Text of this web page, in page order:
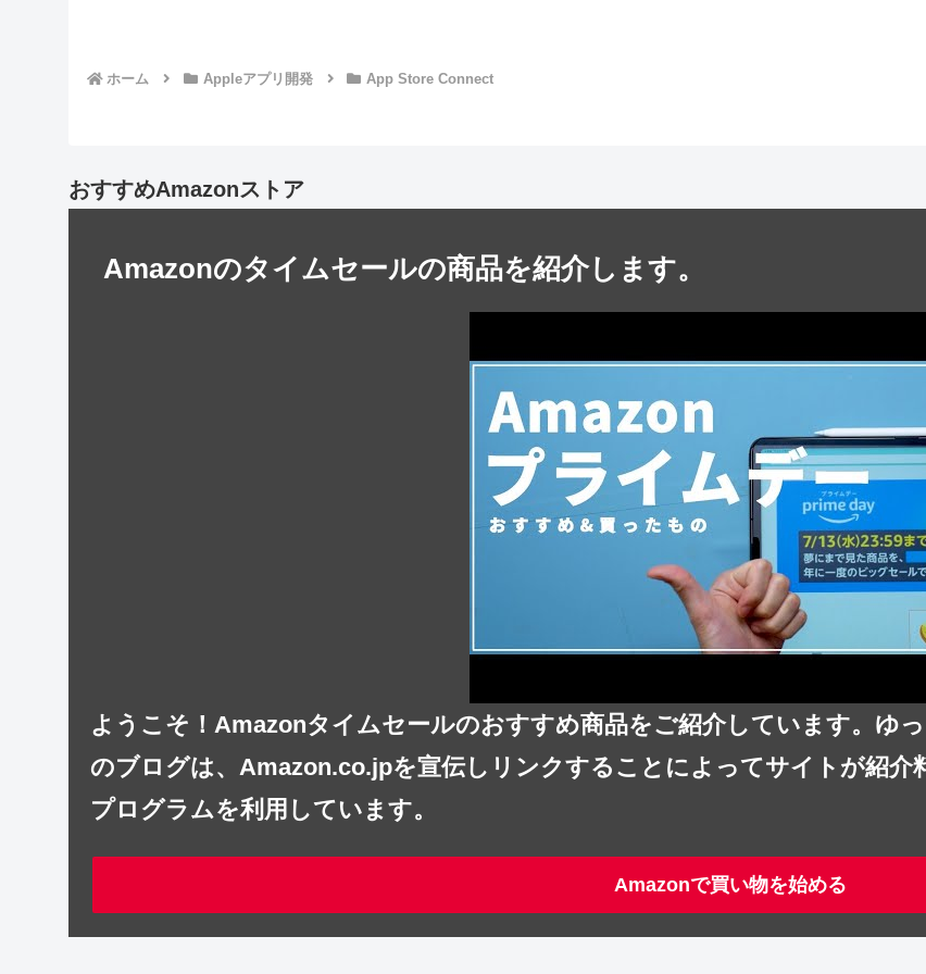
ホーム Appleアプリ開発 App Store Connect
おすすめAmazonストア
Amazonのタイムセールの商品を紹介します。
ようこそ！Amazonタイムセールのおすすめ商品をご紹介しています。ゆ
のブログは、Amazon.co.jpを宣伝しリンクすることによってサイトが紹介
プログラムを利用しています。
Amazonで買い物を始める